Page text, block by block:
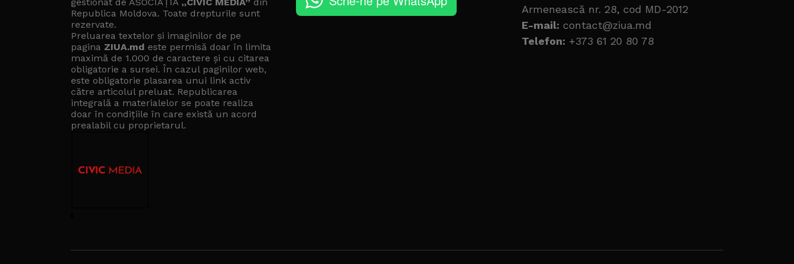
gestionat de ASOCIAȚIA „CIVIC MEDIA” din
Republica Moldova. Toate drepturile sunt
rezervate.
Preluarea textelor și imaginilor de pe
pagina ZIUA.md este permisă doar în limita
maximă de 1.000 de caractere și cu citarea
obligatorie a sursei. În cazul paginilor web,
este obligatorie plasarea unui link activ
către articolul preluat. Republicarea
integrală a materialelor se poate realiza
doar în condițiile în care există un acord
prealabil cu proprietarul.
Armenească nr. 28, cod MD-2012
E-mail: contact@ziua.md
Telefon: +373 61 20 80 78